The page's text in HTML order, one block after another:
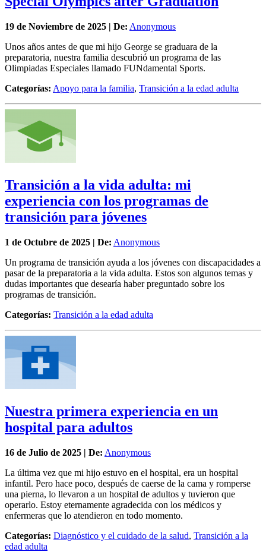
19 de Noviembre de 2025 | De: Anonymous
Unos años antes de que mi hijo George se graduara de la
preparatoria, nuestra familia descubrió un programa de las
Olimpiadas Especiales llamado FUNdamental Sports.
Categorías: Apoyo para la familia, Transición a la edad adulta
Transición a la vida adulta: mi
experiencia con los programas de
transición para jóvenes
1 de Octubre de 2025 | De: Anonymous
Un programa de transición ayuda a los jóvenes con discapacidades a
pasar de la preparatoria a la vida adulta. Estos son algunos temas y
dudas importantes que desearía haber preguntado sobre los
programas de transición.
Categorías: Transición a la edad adulta
Nuestra primera experiencia en un
hospital para adultos
16 de Julio de 2025 | De: Anonymous
La última vez que mi hijo estuvo en el hospital, era un hospital
infantil. Pero hace poco, después de caerse de la cama y romperse
una pierna, lo llevaron a un hospital de adultos y tuvieron que
operarlo. Estoy eternamente agradecida con los médicos y
enfermeras que lo atendieron en todo momento.
Categorías: Diagnóstico y el cuidado de la salud, Transición a la
edad adulta